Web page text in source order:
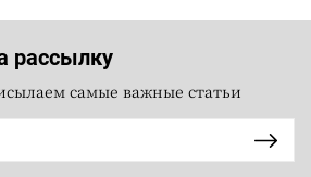
рассылку
самые важные статьи